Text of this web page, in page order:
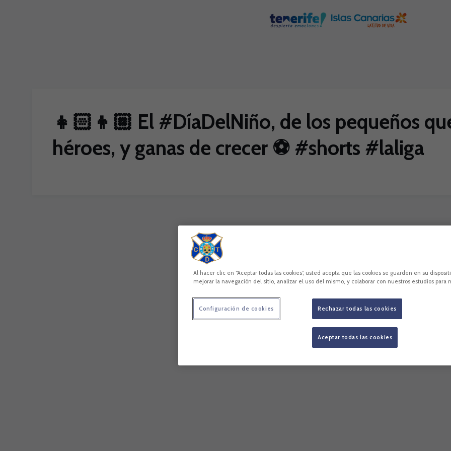
👧🏻👦🏼 El #DíaDelNiño, de los pequeños
héroes, y ganas de crecer ⚽️ #shorts #laliga
Al hacer clic en “Aceptar todas las cookies”, usted acepta que las cookies se guarden en su
mejorar la navegación del sitio, analizar el uso del mismo, y colaborar con nuestros estudios para
Rechazar todas las cookies
Aceptar todas las cookies
Configuración de cookies